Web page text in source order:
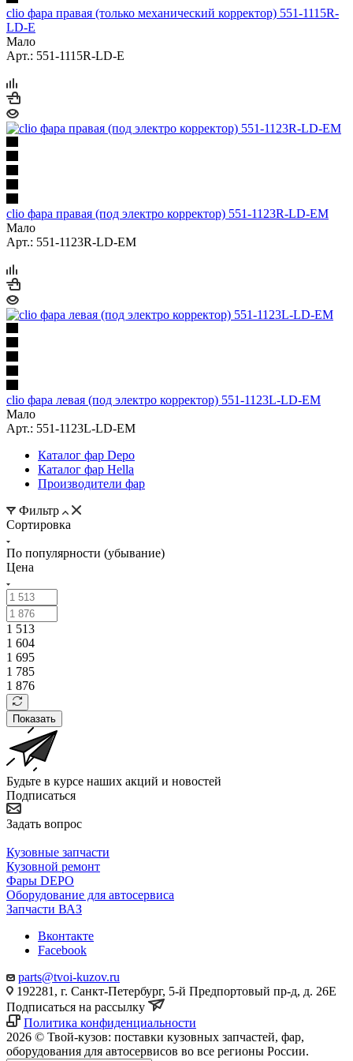
clio фара правая (только механический корректор) 551-1115R-
LD-E
Мало
Арт.: 551-1115R-LD-E
clio фара правая (под электро корректор) 551-1123R-LD-EM
Мало
Арт.: 551-1123R-LD-EM
clio фара левая (под электро корректор) 551-1123L-LD-EM
Мало
Арт.: 551-1123L-LD-EM
Каталог фар Depo
Каталог фар Hella
Производители фар
Фильтр
Сортировка
По популярности (убывание)
Цена
1 513
1 604
1 695
1 785
1 876
Показать
Будьте в курсе наших акций и новостей
Подписаться
Задать вопрос
Кузовные запчасти
Кузовной ремонт
Фары DEPO
Оборудование для автосервиса
Запчасти ВАЗ
Вконтакте
Facebook
parts@tvoi-kuzov.ru
192281, г. Санкт-Петербург, 5-й Предпортовый пр-д, д. 26Е
Подписаться на рассылку
Политика конфиденциальности
2026 © Твой-кузов: поставки кузовных запчастей, фар,
оборудования для автосервисов во все регионы России.